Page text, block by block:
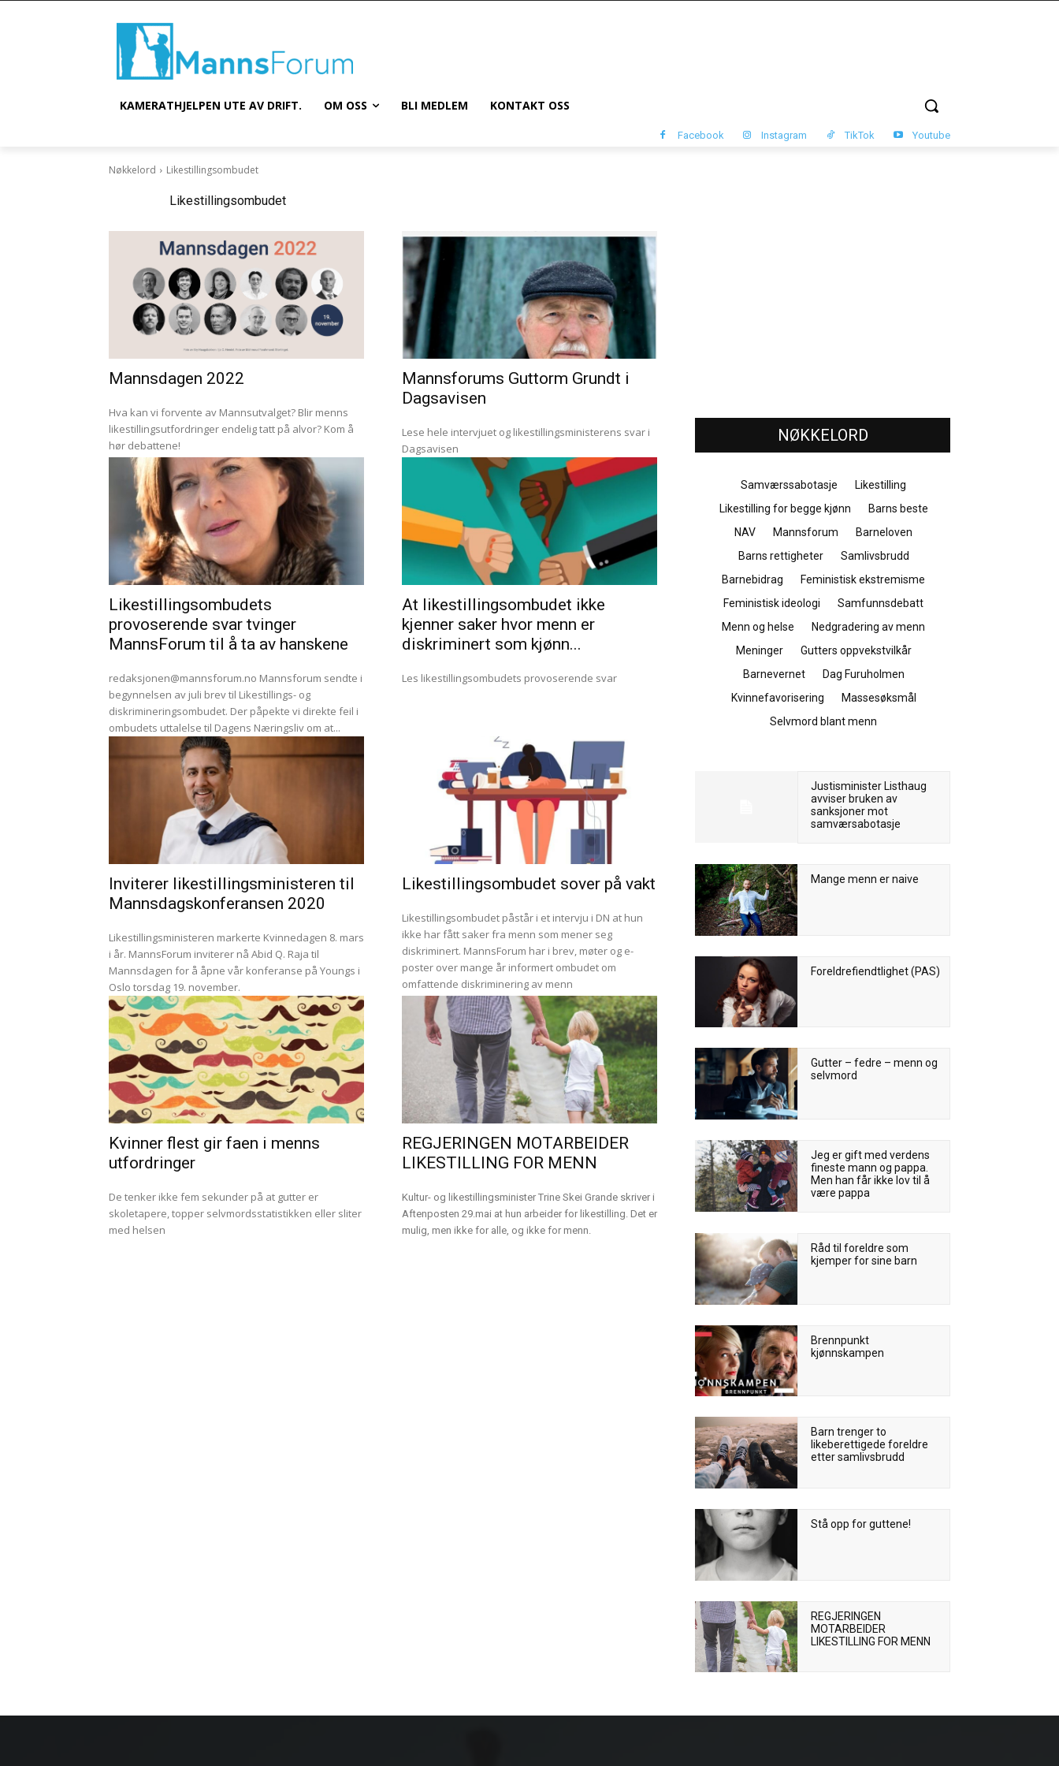
KAMERATHJELPEN UTE AV DRIFT. OM OSS BLI MEDLEM KONTAKT OSS
Facebook Instagram TikTok Youtube
Nøkkelord Likestillingsombudet
Likestillingsombudet
Mannsdagen 2022
Hva kan vi forvente av Mannsutvalget? Blir menns
likestillingsutfordringer endelig tatt på alvor? Kom å
hør debattene!
Mannsforums Guttorm Grundt i
Dagsavisen
Lese hele intervjuet og likestillingsministerens svar i
Dagsavisen
Likestillingsombudets
provoserende svar tvinger
MannsForum til å ta av hanskene
redaksjonen@mannsforum.no
begynnelsen av juli brev til Likestillings- og
diskrimineringsombudet. Der påpekte vi direkte feil i
ombudets uttalelse til Dagens Næringsliv om at...
At likestillingsombudet ikke
kjenner saker hvor menn er
diskriminert som kjønn...
Les likestillingsombudets provoserende svar
Inviterer likestillingsministeren til
Mannsdagskonferansen 2020
Likestillingsministeren markerte Kvinnedagen 8. mars
i år. MannsForum inviterer nå Abid Q. Raja til
Mannsdagen for å åpne vår konferanse på Youngs i
Oslo torsdag 19. november.
Likestillingsombudet sover på vakt
Likestillingsombudet påstår i et intervju i DN at hun
ikke har fått saker fra menn som mener seg
diskriminert. MannsForum har i brev, møter og e-
poster over mange år informert ombudet om
omfattende diskriminering av menn
Kvinner flest gir faen i menns
utfordringer
De tenker ikke fem sekunder på at gutter er
skoletapere, topper selvmordsstatistikken eller sliter
med helsen
REGJERINGEN MOTARBEIDER
LIKESTILLING FOR MENN
Kultur- og likestillingsminister Trine Skei Grande skriver i
Aftenposten 29.mai at hun arbeider for likestilling. Det er
mulig, men ikke for alle, og ikke for menn.
NØKKELORD
Samværssabotasje
Likestilling
Likestilling for begge kjønn
Barns beste
NAV
Mannsforum
Barneloven
Barns rettigheter
Samlivsbrudd
Barnebidrag
Feministisk ekstremisme
Feministisk ideologi
Samfunnsdebatt
Menn og helse
Nedgradering av menn
Meninger
Gutters oppvekstvilkår
Barnevernet
Dag Furuholmen
Kvinnefavorisering
Massesøksmål
Selvmord blant menn
Justisminister Listhaug
avviser bruken av
sanksjoner mot
samværsabotasje
Mange menn er naive
Foreldrefiendtlighet (PAS)
Gutter – fedre – menn og
selvmord
Jeg er gift med verdens
fineste mann og pappa.
Men han får ikke lov til å
være pappa
Råd til foreldre som
kjemper for sine barn
Brennpunkt
kjønnskampen
Barn trenger to
likeberettigede foreldre
etter samlivsbrudd
Stå opp for guttene!
REGJERINGEN
MOTARBEIDER
LIKESTILLING FOR MENN